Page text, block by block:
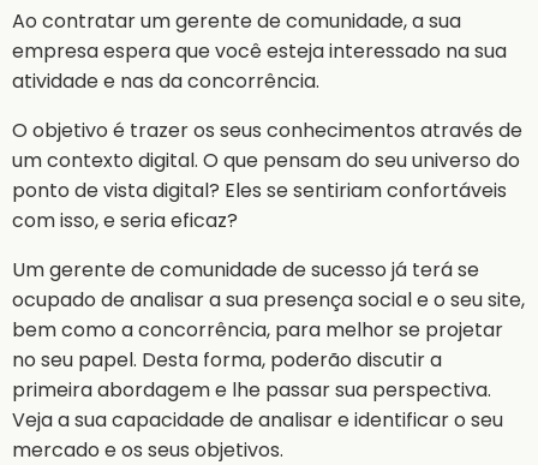
Ao contratar um gerente de comunidade, a sua
empresa espera que você esteja interessado na sua
atividade e nas da concorrência.
O objetivo é trazer os seus conhecimentos através de
um contexto digital. O que pensam do seu universo do
ponto de vista digital? Eles se sentiriam confortáveis
com isso, e seria eficaz?
Um gerente de comunidade de sucesso já terá se
ocupado de analisar a sua presença social e o seu site,
bem como a concorrência, para melhor se projetar
no seu papel. Desta forma, poderão discutir a
primeira abordagem e lhe passar sua perspectiva.
Veja a sua capacidade de analisar e identificar o seu
mercado e os seus objetivos.